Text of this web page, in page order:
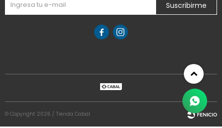
Suscribirme
 
© Copyright 2026 / Tienda Cabal